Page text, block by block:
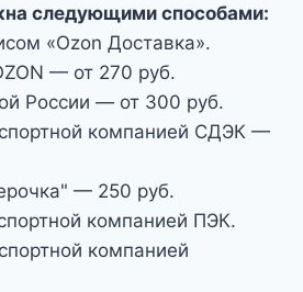
следующими способами:
«Ozon Доставка».
— от 270 руб.
России — от 300 руб.
компанией СДЭК —
— 250 руб.
компанией ПЭК.
компанией